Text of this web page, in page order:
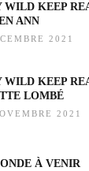
WILD KEEP
ANN
2021
WILD KEEP
LOMBÉ
2021
À VENIR